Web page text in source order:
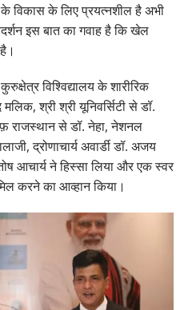
विकास के लिए प्रयत्नशील है अभी
इस बात का गवाह है कि खेल
विश्विद्यालय के शारीरिक
श्री श्री यूनिवर्सिटी से डॉ.
राजस्थान से डॉ. नेहा, नेशनल
द्रोणाचार्य अवार्डी डॉ. अजय
आचार्य ने हिस्सा लिया और एक स्वर
करने का आव्हान किया।